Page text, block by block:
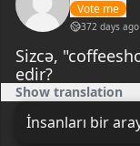
Vote me
372 days ago
Sizcə,
edir?
Show translation
İnsanları bir